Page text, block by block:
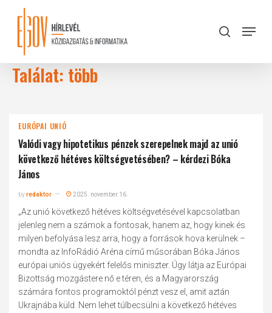
content
search
Menu
Találat: több
EURÓPAI UNIÓ
Valódi vagy hipotetikus pénzek szerepelnek majd az unió
következő hétéves költségvetésében? – kérdezi Bóka
János
byredaktor 2025. november 16.
„Az unió következő hétéves költségvetésével kapcsolatban
jelenleg nem a számok a fontosak, hanem az, hogy kinek és
milyen befolyása lesz arra, hogy a források hova kerülnek –
mondta az InfoRádió Aréna című műsorában Bóka János
európai uniós ügyekért felelős miniszter. Úgy látja az Európai
Bizottság mozgástere nő e téren, és a Magyarország
számára fontos programoktól pénzt vesz el, amit aztán
Ukrajnába küld. Nem lehet túlbecsülni a következő hétéves
Close